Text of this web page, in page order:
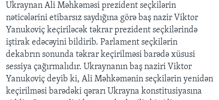
Search
VIDEOLAR
MEDIA AZADLIĞI
BAŞ MƏQALƏ
LEARNING ENGLISH
BIZI IZLƏYIN
Ukraynan Ali Məhkəməsi prezident seçkilərin
nəticələrini etibarsız saydığına görə baş nazir Viktor
Yanukoviç keçiriləcək təkrar prezident seçkilərində
iştirak edəcəyini bildirib. Parlament seçkilərin
dekabrın sonunda təkrar keçirilməsi barədə xüsusi
sessiya çağırmalıdır. Ukraynanın baş naziri Viktor
Yanukoviç deyib ki, Ali Məhkəmənin seçkilərin yenidən
keçirilməsi barədəki qərarı Ukrayna konstitusiyasına